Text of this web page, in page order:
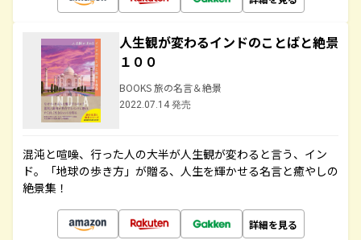
人生観が変わるインドのことばと絶景
１００
BOOKS 旅の名言＆絶景
2022.07.14 発売
混沌と喧噪、行った人の大半が人生観が変わると言う、イン
ド。「地球の歩き方」が贈る、人生を輝かせる名言と癒やしの
絶景集！
詳細を見る